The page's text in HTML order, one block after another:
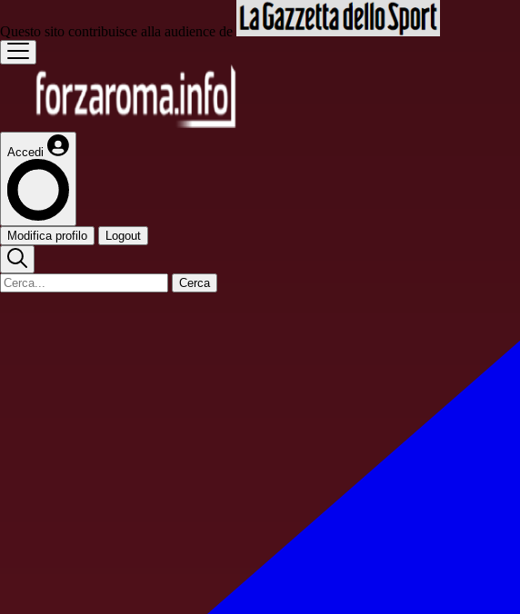
Questo sito contribuisce alla audience de
Accedi
Modifica profilo Logout
Cerca